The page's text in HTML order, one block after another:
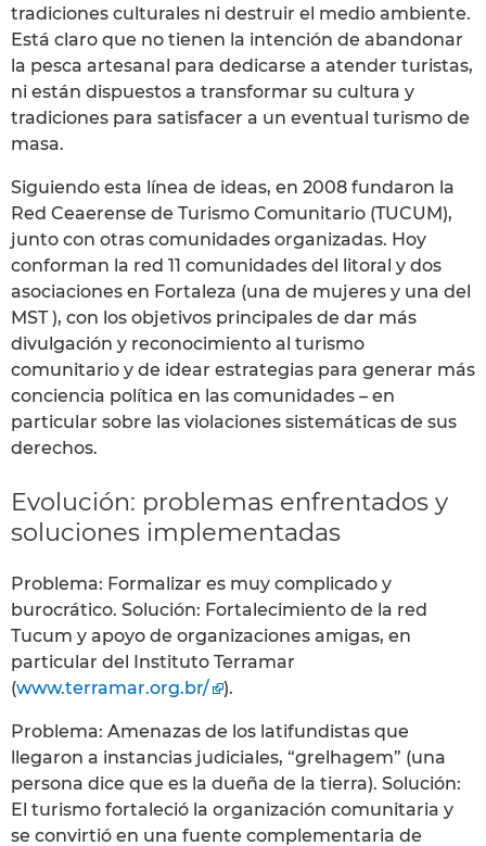
tradiciones culturales ni destruir el medio ambiente.
Está claro que no tienen la intención de abandonar
la pesca artesanal para dedicarse a atender turistas,
ni están dispuestos a transformar su cultura y
tradiciones para satisfacer a un eventual turismo de
masa.
Siguiendo esta línea de ideas, en 2008 fundaron la
Red Ceaerense de Turismo Comunitario (TUCUM),
junto con otras comunidades organizadas. Hoy
conforman la red 11 comunidades del litoral y dos
asociaciones en Fortaleza (una de mujeres y una del
MST ), con los objetivos principales de dar más
divulgación y reconocimiento al turismo
comunitario y de idear estrategias para generar más
conciencia política en las comunidades – en
particular sobre las violaciones sistemáticas de sus
derechos.
Evolución: problemas enfrentados y
soluciones implementadas
Problema: Formalizar es muy complicado y
burocrático. Solución: Fortalecimiento de la red
Tucum y apoyo de organizaciones amigas, en
particular del Instituto Terramar
(www.terramar.org.br/ ).
Problema: Amenazas de los latifundistas que
llegaron a instancias judiciales, “grelhagem” (una
persona dice que es la dueña de la tierra). Solución:
El turismo fortaleció la organización comunitaria y
se convirtió en una fuente complementaria de